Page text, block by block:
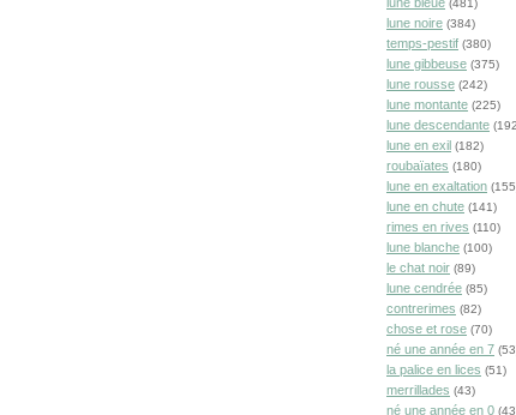
(481)
lune noire (384)
temps-pestif (380)
lune gibbeuse (375)
lune rousse (242)
lune montante (225)
lune descendante
lune en exil (182)
roubaïates (180)
lune en exaltation
lune en chute (141)
rimes en rives (110)
lune blanche (100)
le chat noir (89)
lune cendrée (85)
contrerimes (82)
chose et rose (70)
né une année en 7
la palice en lices (51)
merrillades (43)
né une année en 0